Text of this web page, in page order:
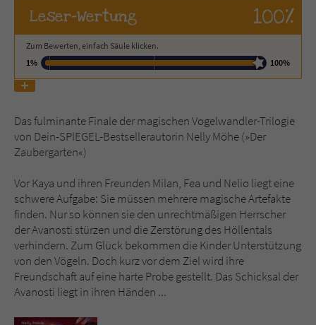
Leser-Wertung 100%
Zum Bewerten, einfach Säule klicken.
1%
100%
Das fulminante Finale der magischen Vogelwandler-Trilogie
von Dein-SPIEGEL-Bestsellerautorin Nelly Möhe (»Der
Zaubergarten«)
Vor Kaya und ihren Freunden Milan, Fea und Nelio liegt eine
schwere Aufgabe: Sie müssen mehrere magische Artefakte
finden. Nur so können sie den unrechtmäßigen Herrscher
der Avanosti stürzen und die Zerstörung des Höllentals
verhindern. Zum Glück bekommen die Kinder Unterstützung
von den Vögeln. Doch kurz vor dem Ziel wird ihre
Freundschaft auf eine harte Probe gestellt. Das Schicksal der
Avanosti liegt in ihren Händen ...
Name tx_pwcomments_ahash
Anbieter Literatur-Couch Medien GmbH & Co. KG
Zweck Cookie für Kommentare einzelner Buchtitel
Name fe_typo_user
Anbieter Literatur-Couch Medien GmbH & Co. KG
Laufzeit Session
Dieses Cookie gewährleistet die
Kommunikation der Webseite mit dem